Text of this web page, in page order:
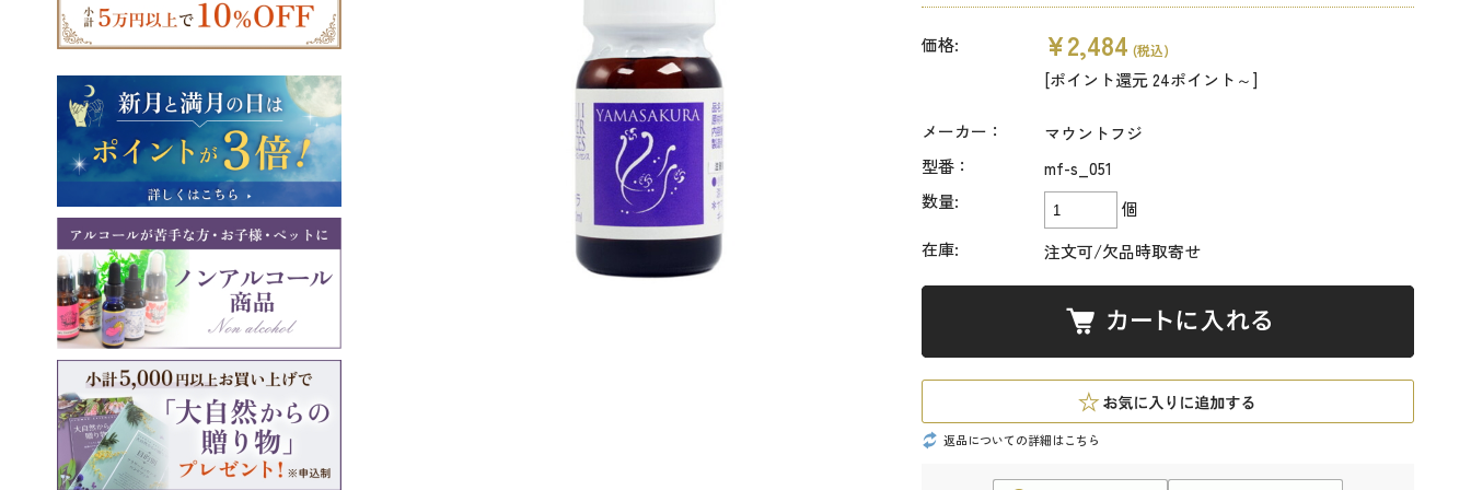
価格: ¥2,484 (税込)
[ポイント還元 24ポイント～]
メーカー：
マウントフジ
型番：
mf-s_051
数量:
個
在庫:
注文可/欠品時取寄せ
返品についての詳細はこちら